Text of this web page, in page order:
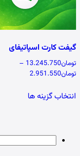
گیفت کارت اسپاتیفای
تومان13.245.750
–
تومان2.951.550Price range: تومان2.951.550 through تومان13.245.750
انتخاب گزینه ها